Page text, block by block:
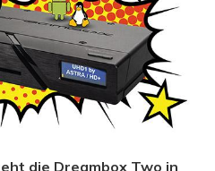
die Dreambox Two in